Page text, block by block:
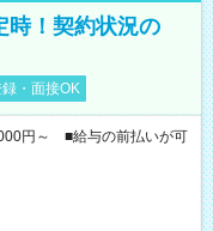
時！契約状況の
・面接OK
円～ ■給与の前払いが可